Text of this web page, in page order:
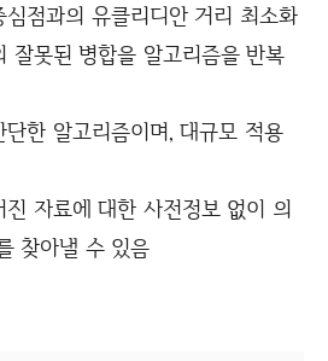
점과의 유클리디안 거리 최소화
잘못된 병합을 알고리즘을 반복
한 알고리즘이며, 대규모 적용
진 자료에 대한 사전정보 없이 의
찾아낼 수 있음